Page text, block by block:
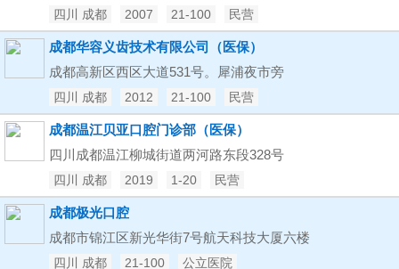
四川 成都 2007 21-100 民营
成都华容义齿技术有限公司（医保）
成都高新区西区大道531号。犀浦夜市旁
四川 成都 2012 21-100 民营
成都温江贝亚口腔门诊部（医保）
四川成都温江柳城街道两河路东段328号
四川 成都 2019 1-20 民营
成都极光口腔
成都市锦江区新光华街7号航天科技大厦六楼
四川 成都 21-100 公立医院